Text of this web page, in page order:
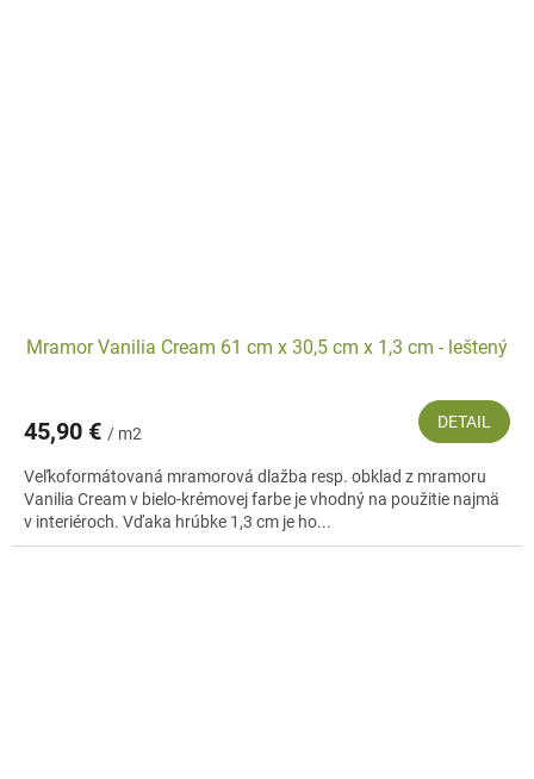
Mramor Vanilia Cream 61 cm x 30,5 cm x 1,3 cm - leštený
45,90 € / m2
DETAIL
Veľkoformátovaná mramorová dlažba resp. obklad z mramoru
Vanilia Cream v bielo-krémovej farbe je vhodný na použitie najmä
v interiéroch. Vďaka hrúbke 1,3 cm je ho...